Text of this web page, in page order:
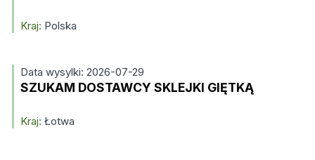
Kraj: Polska
Data wysylki: 2026-07-29
SZUKAM DOSTAWCY SKLEJKI GIĘTKĄ
Kraj: Łotwa